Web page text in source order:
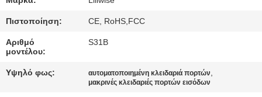
ΕΠΑΦΉ
ΕΙΔΉΣΕΙΣ
Πιστοποίηση: CE, RoHS,FCC
Αριθμό
μοντέλου:
S31B
Υψηλό φως: αυτοματοποιημένη κλειδαριά πορτών,
μακρινές κλειδαριές πορτών εισόδων